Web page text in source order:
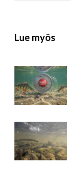
Lue myös